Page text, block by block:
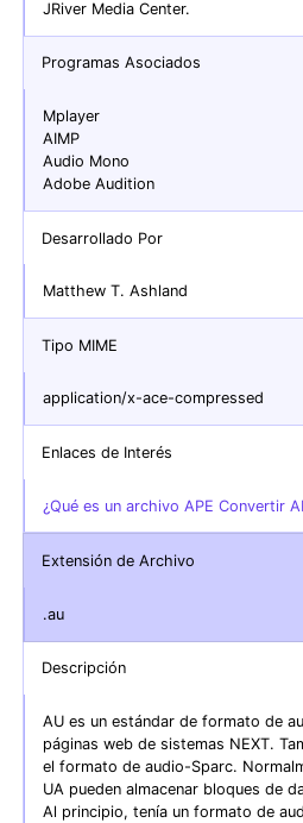
JRiver Media Center.
Programas Asociados
Mplayer
AIMP
Audio Mono
Adobe Audition
Desarrollado Por
Matthew T. Ashland
Tipo MIME
application/x-ace-compressed
Enlaces de Interés
¿Qué es un archivo APE Convertir
Extensión de Archivo
.au
Descripción
AU es un estándar de formato de
páginas web de sistemas NEXT.
el formato de audio-Sparc.
UA pueden almacenar bloques de
Al principio, tenía un formato de